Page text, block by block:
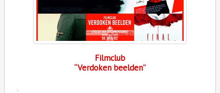
Filmclub
“Verdoken beelden”